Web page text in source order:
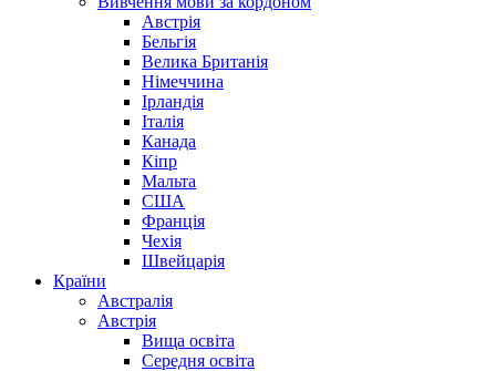
Австрія
Бельгія
Велика Британія
Німеччина
Ірландія
Італія
Канада
Кіпр
Мальта
США
Франція
Чехія
Швейцарія
Країни
Австралія
Австрія
Вища освіта
Середня освіта